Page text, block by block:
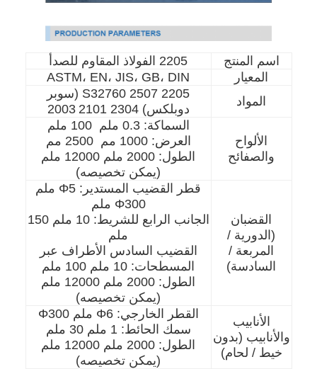
اسم المنتج
2205 الفولاذ المقاوم للصدأ
المعيار
ASTM، EN، JIS، GB، DIN
المواد
2205 2507 S32760 (سوبر
دوبلكس) 2304 2101
2003
الألواح
والصفائح
السماكة: 0.3 ملم ️ 100 ملم
العرض: 1000 مم ️ 2500 مم
الطول: 2000 ملم 12000 ملم
(يمكن تخصيصه)
القضبان
(الدورية /
المربعة /
السادسة)
قطر القضيب المستدير: Φ5 ملم
Φ300 ملم
الجانب الرابع للشريط: 10 ملم 150
ملم
القضيب السادس الأطراف عبر
المسطحات: 10 ملم 100 ملم
الطول: 2000 ملم 12000 ملم
(يمكن تخصيصه)
الأنابيب
والأنابيب (بدون
خيط / لحام)
القطر الخارجي: Φ6 ملم Φ300
سمك الحائط: 1 ملم 30 ملم
الطول: 2000 ملم 12000 ملم
(يمكن تخصيصه)